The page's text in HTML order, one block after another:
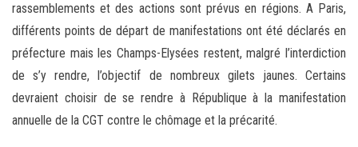
rassemblements et des actions sont prévus en régions. A Paris,
différents points de départ de manifestations ont été déclarés en
préfecture mais les Champs-Elysées restent, malgré l’interdiction
de s’y rendre, l’objectif de nombreux gilets jaunes. Certains
devraient choisir de se rendre à République à la manifestation
annuelle de la CGT contre le chômage et la précarité.